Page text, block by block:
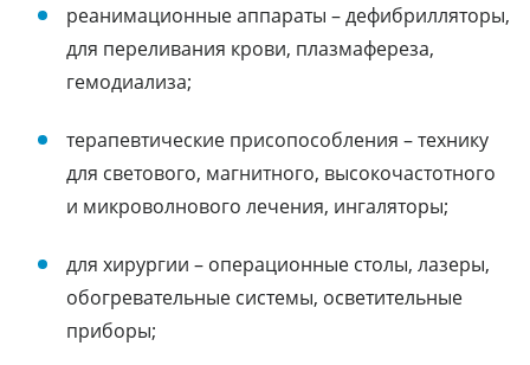
реанимационные аппараты – дефибрилляторы,
для переливания крови, плазмафереза,
гемодиализа;
терапевтические присопособления – технику
для светового, магнитного, высокочастотного
и микроволнового лечения, ингаляторы;
для хирургии – операционные столы, лазеры,
обогревательные системы, осветительные
приборы;